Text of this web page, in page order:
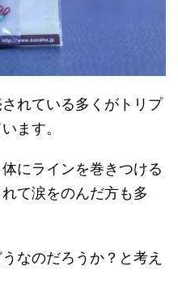
れている多くがトリプ
ます。
にラインを巻きつける
て涙をのんだ方も多
なのだろうか？と考え